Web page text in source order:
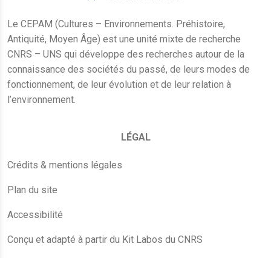
Le CEPAM (Cultures – Environnements. Préhistoire,
Antiquité, Moyen Âge) est une unité mixte de recherche
CNRS – UNS qui développe des recherches autour de la
connaissance des sociétés du passé, de leurs modes de
fonctionnement, de leur évolution et de leur relation à
l’environnement.
LÉGAL
Crédits & mentions légales
Plan du site
Accessibilité
Conçu et adapté à partir du Kit Labos du CNRS